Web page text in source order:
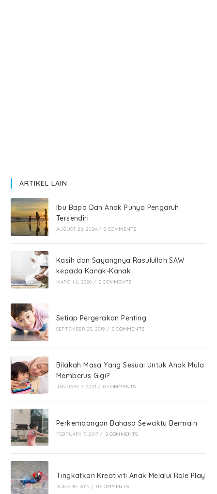
ARTIKEL LAIN
Ibu Bapa Dan Anak Punya Pengaruh
Tersendiri
AUGUST 28, 2024 / 0 COMMENTS
Kasih dan Sayangnya Rasulullah SAW
kepada Kanak-Kanak
MARCH 6, 2020 / 0 COMMENTS
Setiap Pergerakan Penting
SEPTEMBER 23, 2019 / 0 COMMENTS
Bilakah Masa Yang Sesuai Untuk Anak Mula
Memberus Gigi?
JANUARY 7, 2021 / 0 COMMENTS
Perkembangan Bahasa Sewaktu Bermain
FEBRUARY 7, 2017 / 0 COMMENTS
Tingkatkan Kreativiti Anak Melalui Role Play
JUNE 30, 2015 / 0 COMMENTS